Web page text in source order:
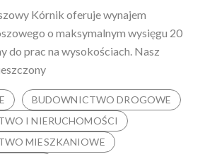
Kórnik oferuje wynajem
o maksymalnym wysięgu 20
do prac na wysokościach. Nasz
BUDOWNICTWO DROGOWE
I NIERUCHOMOŚCI
MIESZKANIOWE